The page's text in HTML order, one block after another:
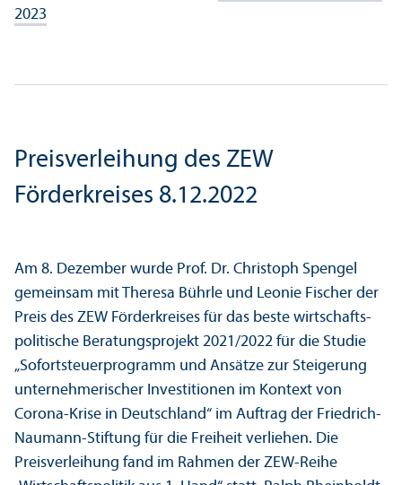
2023
Preisverleihung des ZEW
Förderkreises 8.12.2022
Am 8. Dezember wurde Prof. Dr. Christoph Spengel
gemeinsam mit Theresa Bührle und Leonie Fischer der
Preis des ZEW Förderkreises für das beste wirtschafts­
politische Beratungs­projekt 2021/2022 für die Studie
„Sofortsteuer­programm und Ansätze zur Steigerung
unter­nehmerischer Investitionen im Kontext von
Corona-Krise in Deutschland“ im Auftrag der Friedrich-
Naumann-Stiftung für die Freiheit verliehen. Die
Preisverleihung fand im Rahmen der ZEW-Reihe